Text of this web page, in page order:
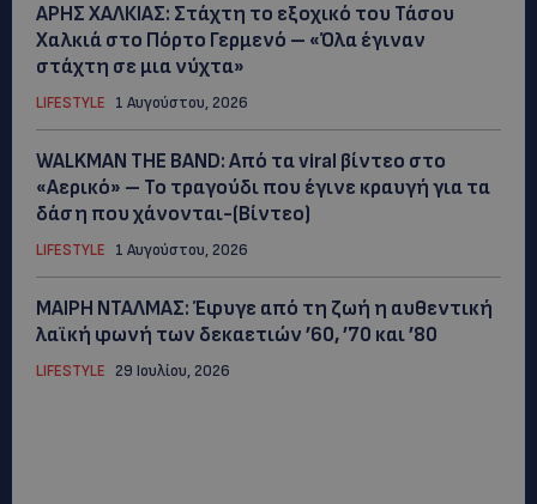
ΑΡΗΣ ΧΑΛΚΙΑΣ: Στάχτη το εξοχικό του Τάσου
Χαλκιά στο Πόρτο Γερμενό – «Όλα έγιναν
στάχτη σε μια νύχτα»
LIFESTYLE 1 Αυγούστου, 2026
WALKMAN THE BAND: Από τα viral βίντεο στο
«Αερικό» – Το τραγούδι που έγινε κραυγή για τα
δάση που χάνονται-(Bίντεο)
LIFESTYLE 1 Αυγούστου, 2026
ΜΑΙΡΗ ΝΤΑΛΜΑΣ: Έφυγε από τη ζωή η αυθεντική
λαϊκή φωνή των δεκαετιών ’60, ’70 και ’80
LIFESTYLE 29 Ιουλίου, 2026